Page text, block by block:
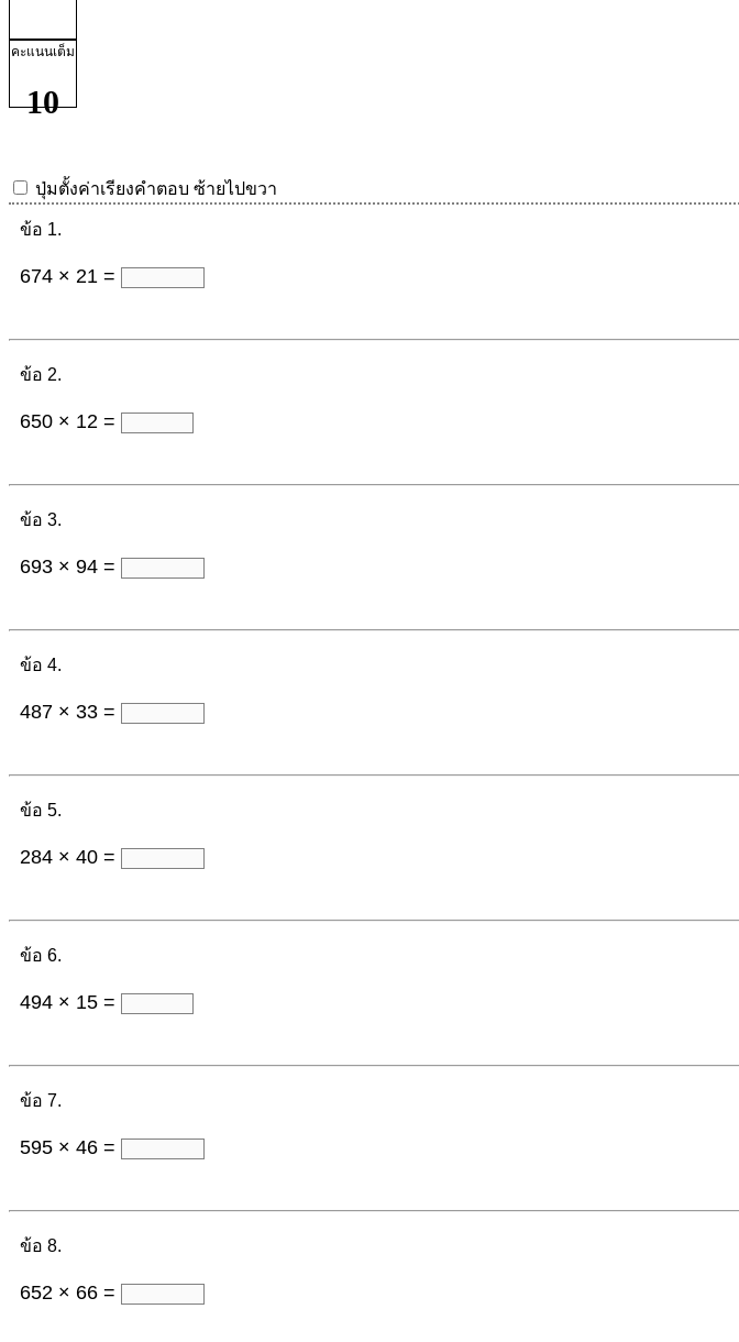
คะแนนเต็ม
10
ปุ่มตั้งค่าเรียงคำตอบ ซ้ายไปขวา
ข้อ 1.
674 × 21 =
ข้อ 2.
650 × 12 =
ข้อ 3.
693 × 94 =
ข้อ 4.
487 × 33 =
ข้อ 5.
284 × 40 =
ข้อ 6.
494 × 15 =
ข้อ 7.
595 × 46 =
ข้อ 8.
652 × 66 =